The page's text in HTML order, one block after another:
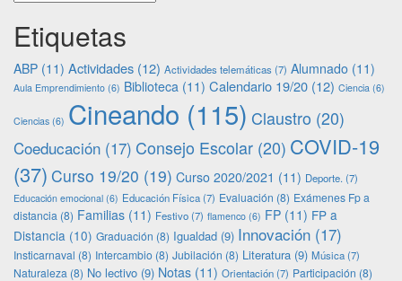
Etiquetas
ABP (11) Actividades (12) Actividades telemáticas(7) Alumnado (11)
Aula Emprendimiento (6) Biblioteca (11) Calendario 19/20 (12) Ciencia (6)
Ciencias (6) Cineando (115) Claustro (20)
Coeducación (17) Consejo Escolar (20) COVID-19
(37) Curso 19/20 (19) Curso 2020/2021 (11) Deporte.(7)
Educación emocional (6) Educación Física(7) Evaluación (8) Exámenes Fp a
distancia (8) Familias (11) Festivo(7) flamenco (6) FP (11) FP a
Distancia (10) Graduación (8) Igualdad (9) Innovación (17)
Insticarnaval (8) Intercambio (8) Jubilación (8) Literatura (9) Música(7)
Naturaleza (8) No lectivo (9) Notas (11) Orientación(7) Participación (8)